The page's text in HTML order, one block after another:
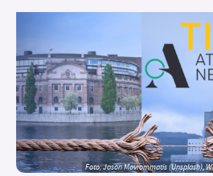
Foto: Jason Mavrommatis (Unsplash),